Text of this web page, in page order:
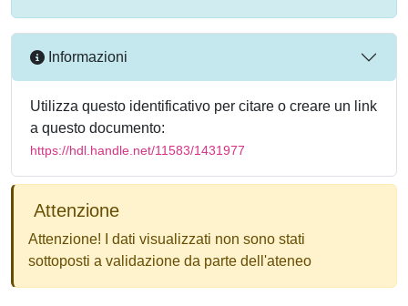
Informazioni
Utilizza questo identificativo per citare o creare un link
a questo documento:
https://hdl.handle.net/11583/1431977
Attenzione
Attenzione! I dati visualizzati non sono stati
sottoposti a validazione da parte dell'ateneo